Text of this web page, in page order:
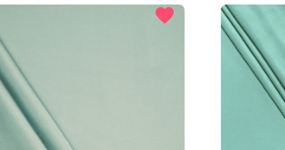
favorite